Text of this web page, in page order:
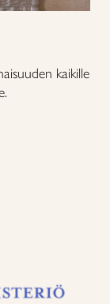
kaikille